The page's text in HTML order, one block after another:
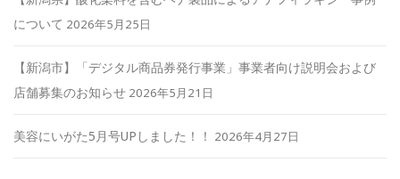
について 2026年5月25日
【新潟市】「デジタル商品券発行事業」事業者向け説明会および
店舗募集のお知らせ 2026年5月21日
美容にいがた5月号UPしました！！ 2026年4月27日